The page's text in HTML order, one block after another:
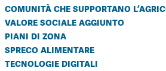
comunità che supportano
valore sociale aggiunto
piani di zona
spreco alimentare
tecnologie digitali